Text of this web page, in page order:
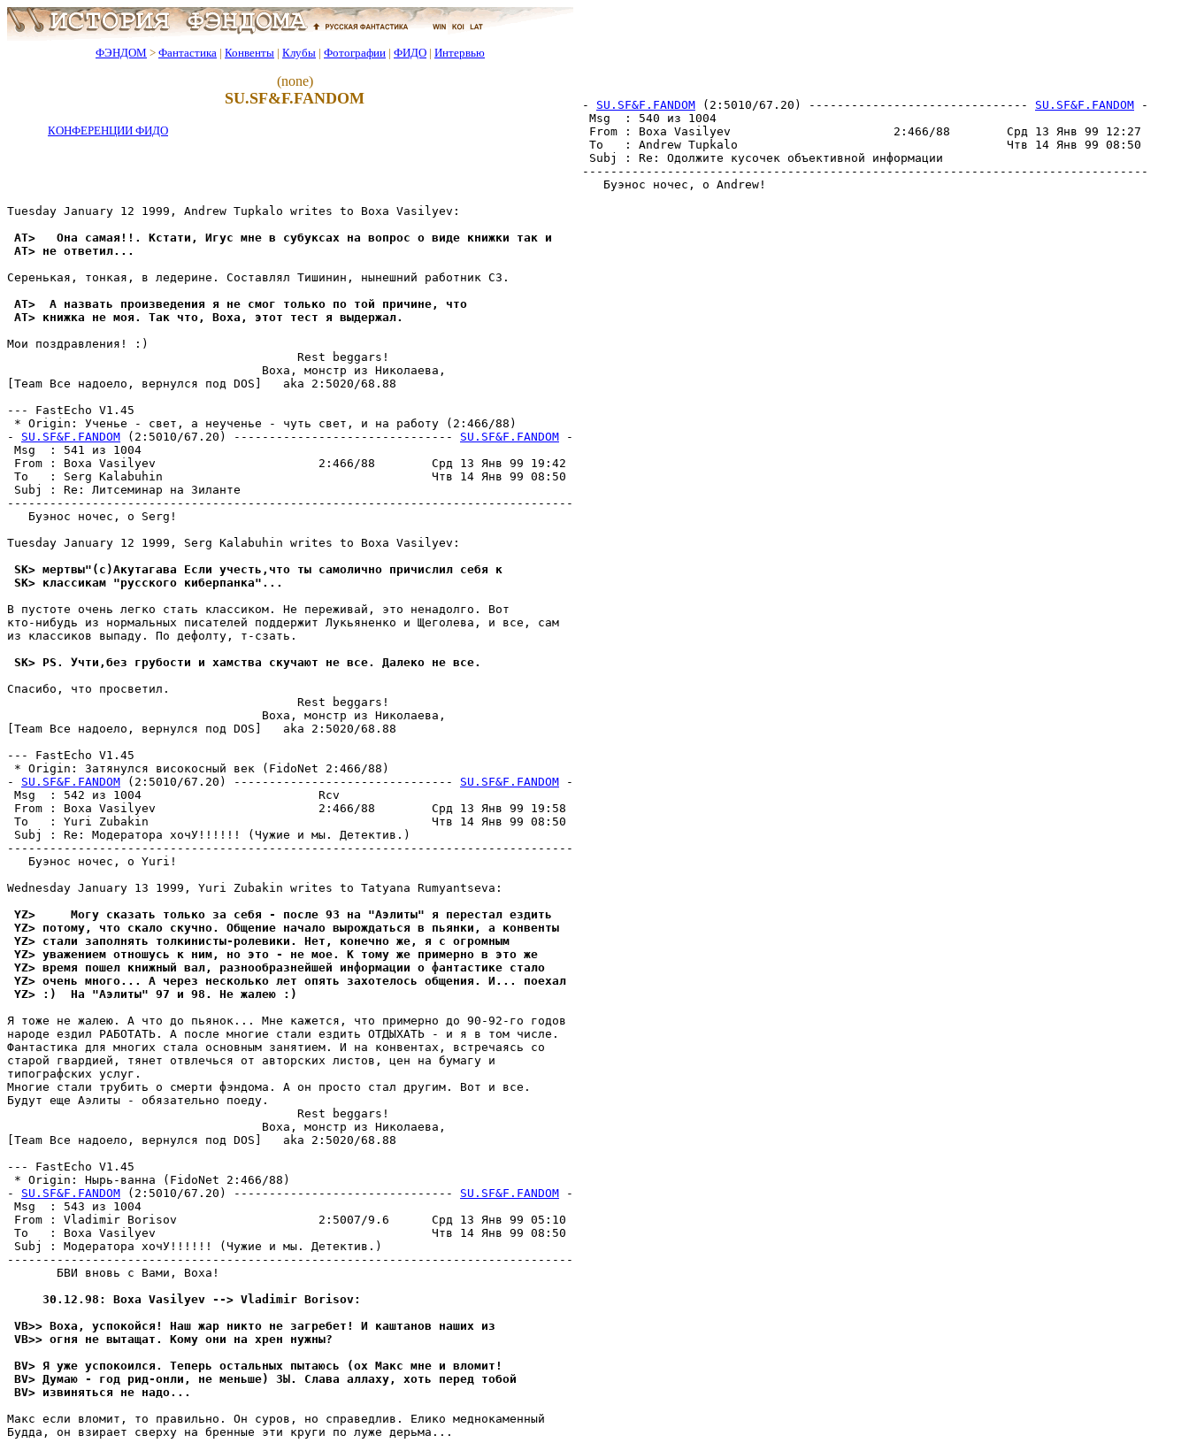
ФЭНДОМ > Фантастика | Конвенты | Клубы | Фотографии | ФИДО | Интервью
(none)
SU.SF&F.FANDOM
КОНФЕРЕНЦИИ ФИДО
- SU.SF&F.FANDOM (2:5010/67.20) ------------------------------- SU.SF&F.FANDOM -
Msg  : 540 из 1004
From : Boxa Vasilyev                       2:466/88        Срд 13 Янв 99 12:27
To   : Andrew Tupkalo                                      Чтв 14 Янв 99 08:50
Subj : Re: Одолжите кусочек объективной информации
--------------------------------------------------------------------------------
   Буэнос ночес, о Andrew!
Tuesday January 12 1999, Andrew Tupkalo writes to Boxa Vasilyev:
AT>   Она самая!!. Кстати, Игус мне в субуксах на вопрос о виде книжки так и
AT> не ответил...
Серенькая, тонкая, в ледерине. Составлял Тишинин, нынешний работник СЗ.
AT>  А назвать пpоизведения я не смог только по той причине, что
AT> книжка не моя. Так что, Воха, этот тест я выдеpжал.
Мои поздравления! :)
                                         Rest beggars!
                                    Boxa, монстр из Николаева,
[Team Все надоело, вернулся под DOS]   aka 2:5020/68.88
--- FastEcho V1.45
* Origin: Ученье - свет, а неученье - чуть свет, и на работу (2:466/88)
- SU.SF&F.FANDOM (2:5010/67.20) ------------------------------- SU.SF&F.FANDOM -
Msg  : 541 из 1004
From : Boxa Vasilyev                       2:466/88        Срд 13 Янв 99 19:42
To   : Serg Kalabuhin                                      Чтв 14 Янв 99 08:50
Subj : Re: Литсеминар на Зиланте
--------------------------------------------------------------------------------
   Буэнос ночес, о Serg!
Tuesday January 12 1999, Serg Kalabuhin writes to Boxa Vasilyev:
SK> мертвы"(с)Акутагава Если учесть,что ты самолично причислил себя к
SK> классикам "русского киберпанка"...
В пустоте очень легко стать классиком. Не переживай, это ненадолго. Вот
кто-нибудь из нормальных писателей поддержит Лукьяненко и Щеголева, и все, сам
из классиков выпаду. По дефолту, т-сзать.
SK> PS. Учти,без грубости и хамства скучают не все. Далеко не все.
Спасибо, что просветил.
                                         Rest beggars!
                                    Boxa, монстр из Николаева,
[Team Все надоело, вернулся под DOS]   aka 2:5020/68.88
--- FastEcho V1.45
* Origin: Затянулся високосный век (FidoNet 2:466/88)
- SU.SF&F.FANDOM (2:5010/67.20) ------------------------------- SU.SF&F.FANDOM -
Msg  : 542 из 1004                         Rcv
From : Boxa Vasilyev                       2:466/88        Срд 13 Янв 99 19:58
To   : Yuri Zubakin                                        Чтв 14 Янв 99 08:50
Subj : Re: Модератора хочУ!!!!!! (Чyжие и мы. Детектив.)
--------------------------------------------------------------------------------
   Буэнос ночес, о Yuri!
Wednesday January 13 1999, Yuri Zubakin writes to Tatyana Rumyantseva:
YZ>     Могу сказать только за себя - после 93 на "Аэлиты" я перестал ездить
YZ> потому, что скало скучно. Общение начало вырождаться в пьянки, а конвенты
YZ> стали заполнять толкинисты-ролевики. Нет, конечно же, я с огромным
YZ> уважением отношусь к ним, но это - не мое. К тому же примерно в это же
YZ> время пошел книжный вал, разнообразнейшей информации о фантастике стало
YZ> очень много... А через несколько лет опять захотелось общения. И... поехал
YZ> :)  На "Аэлиты" 97 и 98. Не жалею :)
Я тоже не жалею. А что до пьянок... Мне кажется, что примерно до 90-92-го годов
народе ездил РАБОТАТЬ. А после многие стали ездить ОТДЫХАТЬ - и я в том числе.
Фантастика для многих стала основным занятием. И на конвентах, встречаясь со
старой гвардией, тянет отвлечься от авторских листов, цен на бумагу и
типографских услуг.
Многие стали трубить о смерти фэндома. А он просто стал другим. Вот и все.
Будут еще Аэлиты - обязательно поеду.
                                         Rest beggars!
                                    Boxa, монстр из Николаева,
[Team Все надоело, вернулся под DOS]   aka 2:5020/68.88
--- FastEcho V1.45
* Origin: Hырь-ванна (FidoNet 2:466/88)
- SU.SF&F.FANDOM (2:5010/67.20) ------------------------------- SU.SF&F.FANDOM -
Msg  : 543 из 1004
From : Vladimir Borisov                    2:5007/9.6      Срд 13 Янв 99 05:10
To   : Boxa Vasilyev                                       Чтв 14 Янв 99 08:50
Subj : Модератора хочУ!!!!!! (Чyжие и мы. Детектив.)
--------------------------------------------------------------------------------
       БВИ вновь с Вами, Boxa!
     30.12.98: Boxa Vasilyev --> Vladimir Borisov:
VB>> Воха, успокойся! Наш жар никто не загpебет! И каштанов наших из
VB>> огня не вытащат. Кому они на хрен нужны?
BV> Я уже успокоился. Теперь остальных пытаюсь (ох Макс мне и вломит!
BV> Думаю - год рид-онли, не меньше) ЗЫ. Слава аллаху, хоть перед тобой
BV> извиняться не надо...
Макс если вломит, то пpавильно. Он суров, но спpаведлив. Елико меднокаменный
Будда, он взирает сверху на бренные эти круги по луже деpьма...